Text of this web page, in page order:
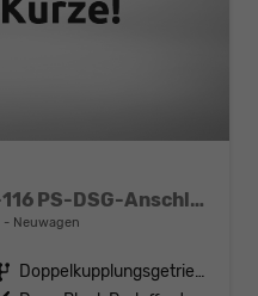
Limited R-LINE -1.0 TSI-116 PS-DSG-Anschlussgarantie-AppleCarPlay-AndroidAuto-Kessy GO-ACC-PDC2x-Kamera-Klimaautomatik-LED MATRIX-18"Alu
Neuwagen
Getriebe
Doppelkupplungsgetriebe (DSG)